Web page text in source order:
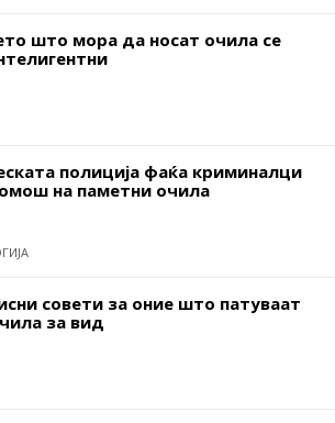
што мора да носат очила се
полиција фаќа криминалци
на паметни очила
совети за оние што патуваат
за вид